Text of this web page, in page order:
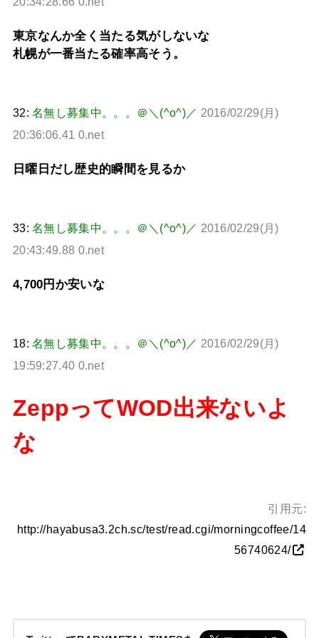
東京なんか全く当たる気がしないな
札幌が一番当たる確率高そう。
32:名無し募集中。。。＠＼(^o^)／ 2016/02/29(月)
20:36:06.41 0.net
日曜日だし歴史的瞬間を見るか
33:名無し募集中。。。＠＼(^o^)／ 2016/02/29(月)
20:43:49.88 0.net
4,700円か安いな
18:名無し募集中。。。＠＼(^o^)／ 2016/02/29(月)
19:59:27.40 0.net
ZeppってWOD出来ないよ
な
引用元:
http://hayabusa3.2ch.sc/test/read.cgi/morningcoffee/14
56740624/